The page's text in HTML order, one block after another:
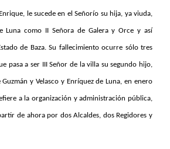
le sucede en el Señorío su hija, ya viuda,
Luna como II Señora de Galera y Orce y así
de Baza. Su fallecimiento ocurre sólo tres
pasa a ser III Señor de la villa su segundo hijo,
y Velasco y Enríquez de Luna, en enero
a la organización y administración pública,
de ahora por dos Alcaldes, dos Regidores y